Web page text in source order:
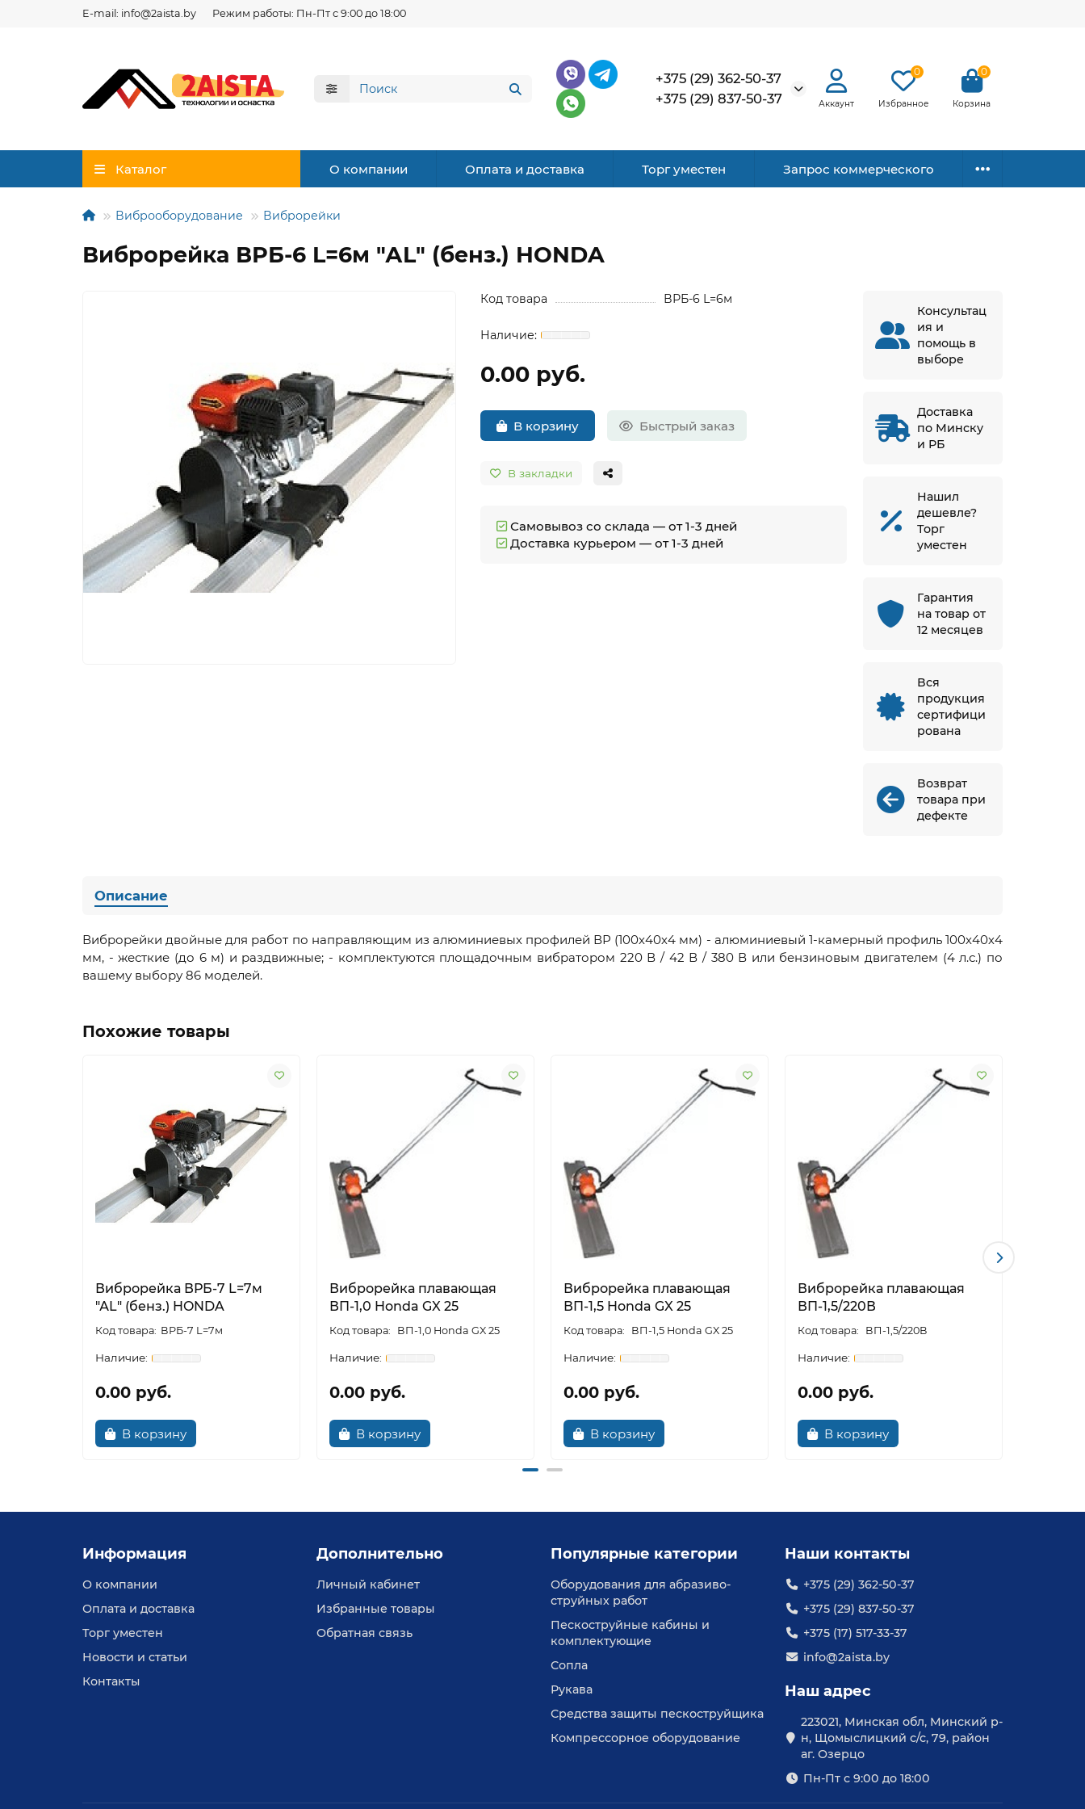
E-mail: info@2aista.by Режим работы: Пн-Пт с 9:00 до 18:00
+375 (29) 362-50-37
+375 (29) 837-50-37
Аккаунт
0
Избранное
0
Корзина
Каталог О компании Оплата и доставка Торг уместен Запрос коммерческого
Виброоборудование Виброрейки
Виброрейка ВРБ-6 L=6м "АL" (бенз.) HONDA
Код товара ВРБ-6 L=6м
0.00 руб.
В корзину Быстрый заказ
В закладки
Самовывоз со склада — от 1-3 дней
Доставка курьером — от 1-3 дней
Консультац
ия и
помощь в
выборе
Доставка
по Минску
и РБ
Нашил
дешевле?
Торг
уместен
Гарантия
на товар от
12 месяцев
Вся
продукция
сертифици
рована
Возврат
товара при
дефекте
Описание
Виброрейки двойные для работ по направляющим из алюминиевых профилей ВР (100х40х4 мм) - алюминиевый 1-камерный профиль 100х40х4
мм, - жесткие (до 6 м) и раздвижные; - комплектуются площадочным вибратором 220 В / 42 В / 380 В или бензиновым двигателем (4 л.с.) по
вашему выбору 86 моделей.
Похожие товары
Виброрейка ВРБ-7 L=7м
"АL" (бенз.) HONDA
ВРБ-7 L=7м
0.00 руб.
В корзину
Виброрейка плавающая
ВП-1,0 Honda GX 25
ВП-1,0 Honda GX 25
0.00 руб.
В корзину
Виброрейка плавающая
ВП-1,5 Honda GX 25
ВП-1,5 Honda GX 25
0.00 руб.
В корзину
Виброрейка плавающая
ВП-1,5/220В
ВП-1,5/220В
0.00 руб.
В корзину
Информация
О компании
Оплата и доставка
Торг уместен
Новости и статьи
Контакты
Дополнительно
Личный кабинет
Избранные товары
Обратная связь
Популярные категории
Оборудования для абразиво-
струйных работ
Пескоструйные кабины и
комплектующие
Сопла
Рукава
Средства защиты пескоструйщика
Компрессорное оборудование
Наши контакты
+375 (29) 362-50-37
+375 (29) 837-50-37
+375 (17) 517-33-37
info@2aista.by
Наш адрес
223021, Минская обл, Минский р-
н, Щомыслицкий с/с, 79, район
аг. Озерцо
Пн-Пт с 9:00 до 18:00